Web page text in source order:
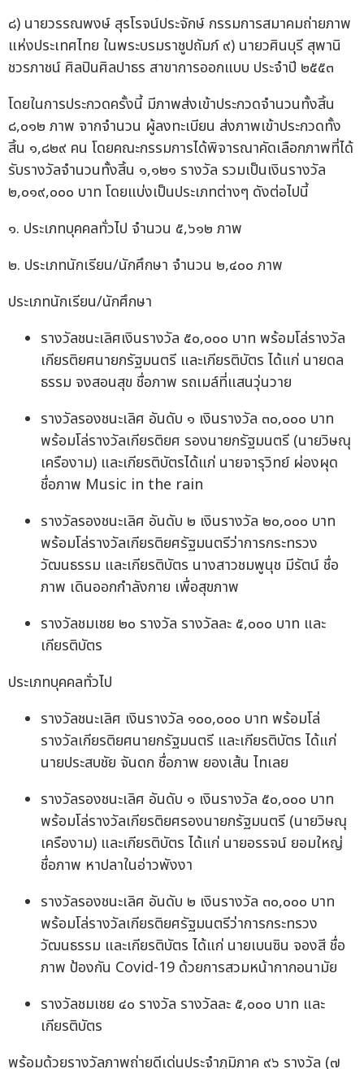
๘) นายวรรณพงษ์ สุรโรจน์ประจักษ์ กรรมการสมาคมถ่ายภาพ
แห่งประเทศไทย ในพระบรมราชูปถัมภ์ ๙) นายวศินบุรี สุพานิ
ชวรภาชน์ ศิลปินศิลปาธร สาขาการออกแบบ ประจำปี ๒๕๕๓
โดยในการประกวดครั้งนี้ มีภาพส่งเข้าประกวดจำนวนทั้งสิ้น
๘,๐๑๒ ภาพ จากจำนวน ผู้ลงทะเบียน ส่งภาพเข้าประกวดทั้ง
สิ้น ๑,๘๒๙ คน โดยคณะกรรมการได้พิจารณาคัดเลือกภาพที่ได้
รับรางวัลจำนวนทั้งสิ้น ๑,๑๒๑ รางวัล รวมเป็นเงินรางวัล
๒,๐๑๙,๐๐๐ บาท โดยแบ่งเป็นประเภทต่างๆ ดังต่อไปนี้
๑. ประเภทบุคคลทั่วไป จำนวน ๕,๖๑๒ ภาพ
๒. ประเภทนักเรียน/นักศึกษา จำนวน ๒,๔๐๐ ภาพ
ประเภทนักเรียน/นักศึกษา
รางวัลชนะเลิศเงินรางวัล ๕๐,๐๐๐ บาท พร้อมโล่รางวัล
เกียรติยศนายกรัฐมนตรี และเกียรติบัตร ได้แก่ นายดล
ธรรม จงสอนสุข ชื่อภาพ รถเมล์ที่แสนวุ่นวาย
รางวัลรองชนะเลิศ อันดับ ๑ เงินรางวัล ๓๐,๐๐๐ บาท
พร้อมโล่รางวัลเกียรติยศ รองนายกรัฐมนตรี (นายวิษณุ
เครืองาม) และเกียรติบัตรได้แก่ นายจารุวิทย์ ผ่องผุด
ชื่อภาพ Music in the rain
รางวัลรองชนะเลิศ อันดับ ๒ เงินรางวัล ๒๐,๐๐๐ บาท
พร้อมโล่รางวัลเกียรติยศรัฐมนตรีว่าการกระทรวง
วัฒนธรรม และเกียรติบัตร นางสาวชมพูนุช มีรัตน์ ชื่อ
ภาพ เดินออกกำลังกาย เพื่อสุขภาพ
รางวัลชมเชย ๒๐ รางวัล รางวัลละ ๕,๐๐๐ บาท และ
เกียรติบัตร
ประเภทบุคคลทั่วไป
รางวัลชนะเลิศ เงินรางวัล ๑๐๐,๐๐๐ บาท พร้อมโล่
รางวัลเกียรติยศนายกรัฐมนตรี และเกียรติบัตร ได้แก่
นายประสบชัย จันดก ชื่อภาพ ยองเส้น ไทเลย
รางวัลรองชนะเลิศ อันดับ ๑ เงินรางวัล ๕๐,๐๐๐ บาท
พร้อมโล่รางวัลเกียรติยศรองนายกรัฐมนตรี (นายวิษณุ
เครืองาม) และเกียรติบัตร ได้แก่ นายอรรจน์ ยอมใหญ่
ชื่อภาพ หาปลาในอ่าวพังงา
รางวัลรองชนะเลิศ อันดับ ๒ เงินรางวัล ๓๐,๐๐๐ บาท
พร้อมโล่รางวัลเกียรติยศรัฐมนตรีว่าการกระทรวง
วัฒนธรรม และเกียรติบัตร ได้แก่ นายเบนซิน จองสี ชื่อ
ภาพ ป้องกัน Covid-19 ด้วยการสวมหน้ากากอนามัย
รางวัลชมเชย ๔๐ รางวัล รางวัลละ ๕,๐๐๐ บาท และ
เกียรติบัตร
พร้อมด้วยรางวัลภาพถ่ายดีเด่นประจำภูมิภาค ๙๖ รางวัล (๗